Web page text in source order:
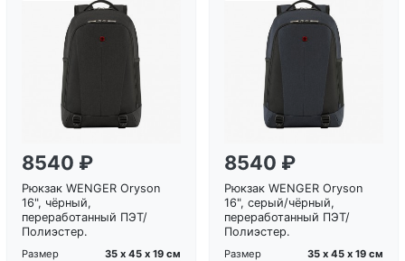
Загрузка...
8540 ₽
Рюкзак WENGER Oryson
16", чёрный,
переработанный ПЭТ/
Полиэстер.
Размер
35 х 45 х 19 см
Загрузка...
8540 ₽
Рюкзак WENGER Oryson
16", серый/чёрный,
переработанный ПЭТ/
Полиэстер.
Размер
35 х 45 х 19 см